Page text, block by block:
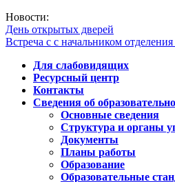
Новости:
День открытых дверей
Встреча с с начальником
Для слабовидящих
Ресурсный центр
Контакты
Сведения об
Основные сведения
Структура и органы
Документы
Планы работы
Образование
Образовательные